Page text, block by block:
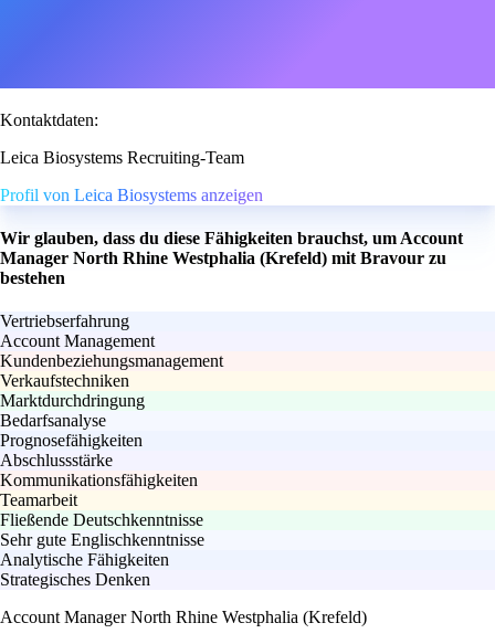
Kontaktdaten:
Leica Biosystems Recruiting-Team
Profil von Leica Biosystems anzeigen
Wir glauben, dass du diese Fähigkeiten brauchst, um Account
Manager North Rhine Westphalia (Krefeld) mit Bravour zu
bestehen
Vertriebserfahrung
Account Management
Kundenbeziehungsmanagement
Verkaufstechniken
Marktdurchdringung
Bedarfsanalyse
Prognosefähigkeiten
Abschlussstärke
Kommunikationsfähigkeiten
Teamarbeit
Fließende Deutschkenntnisse
Sehr gute Englischkenntnisse
Analytische Fähigkeiten
Strategisches Denken
Account Manager North Rhine Westphalia (Krefeld)